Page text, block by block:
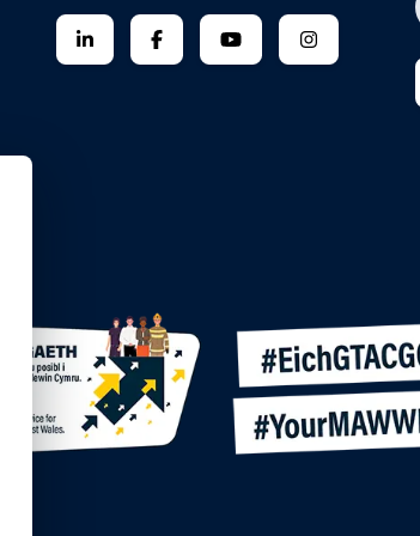
FOLLOW US ON LINKEDIN
FOLLOW US ON FACEBOOK
FOLLOW US ON
FOLLOW